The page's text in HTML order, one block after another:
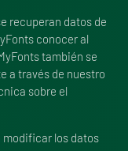
recuperan datos de
conocer al
también se
a través de nuestro
sobre el
modificar los datos